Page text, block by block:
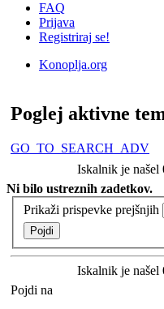
FAQ
Prijava
Registriraj se!
Konoplja.org
Poglej aktivne
GO_TO_SEARCH_ADV
Iskalnik je našel
Ni bilo ustreznih zadetkov.
Prikaži prispevke prejšnjih
Iskalnik je našel
Pojdi na